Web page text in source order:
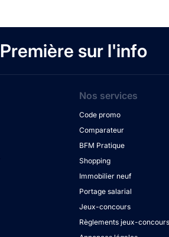
Première sur l'info
Nos services
Code promo
Comparateur
BFM Pratique
Shopping
Immobilier neuf
Portage salarial
Jeux-concours
Règlements jeux-concours